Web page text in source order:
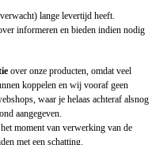
lange levertijd heeft.
informeren en bieden indien nodig
over onze producten, omdat veel
koppelen en wij vooraf geen
waar je helaas achteraf alsnog
aangegeven.
moment van verwerking van de
met een schatting.